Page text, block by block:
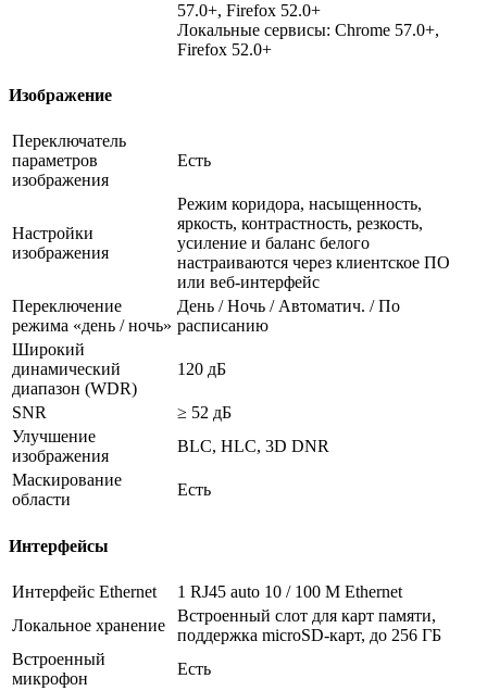
57.0+, Firefox 52.0+
Локальные сервисы: Chrome 57.0+,
Firefox 52.0+
Изображение
Переключатель
параметров
изображения
Есть
Настройки
изображения
Режим коридора, насыщенность,
яркость, контрастность, резкость,
усиление и баланс белого
настраиваются через клиентское ПО
или веб-интерфейс
Переключение
режима «день / ночь»
День / Ночь / Автоматич. / По
расписанию
Широкий
динамический
диапазон (WDR)
120 дБ
SNR
≥ 52 дБ
Улучшение
изображения
BLC, HLC, 3D DNR
Маскирование
области
Есть
Интерфейсы
Интерфейс Ethernet
1 RJ45 auto 10 / 100 М Ethernet
Локальное хранение
Встроенный слот для карт памяти,
поддержка microSD-карт, до 256 ГБ
Встроенный
микрофон
Есть